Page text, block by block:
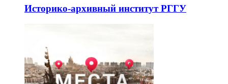
Историко-архивный институт РГГУ